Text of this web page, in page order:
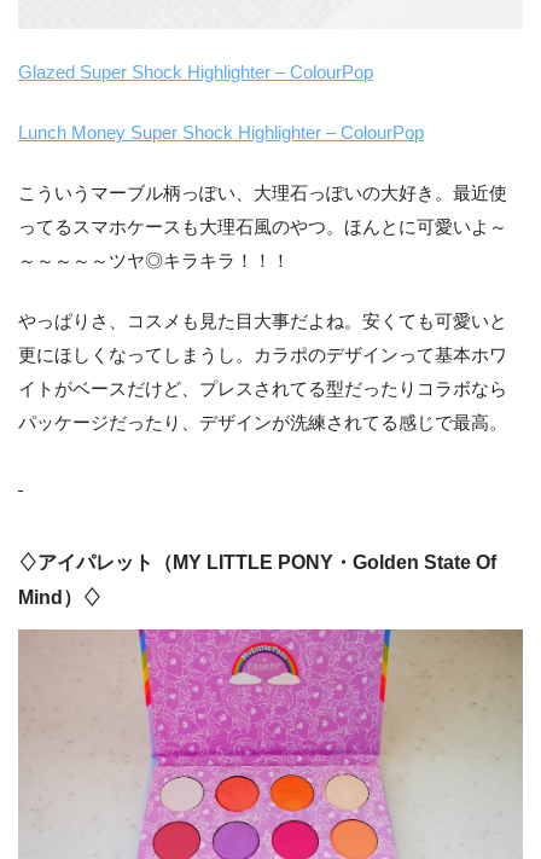
Glazed Super Shock Highlighter – ColourPop
Lunch Money Super Shock Highlighter – ColourPop
こういうマーブル柄っぽい、大理石っぽいの大好き。最近使
ってるスマホケースも大理石風のやつ。ほんとに可愛いよ～
～～～～～ツヤ◎キラキラ！！！
やっぱりさ、コスメも見た目大事だよね。安くても可愛いと
更にほしくなってしまうし。カラポのデザインって基本ホワ
イトがベースだけど、プレスされてる型だったりコラボなら
パッケージだったり、デザインが洗練されてる感じで最高。
♢アイパレット（MY LITTLE PONY・Golden State Of
Mind）♢